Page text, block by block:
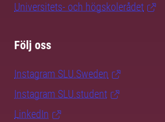
Universitets- och högskolerådet
Följ oss
Instagram SLU.Sweden
Instagram SLU.student
LinkedIn